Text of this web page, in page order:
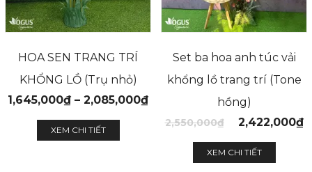
HOA SEN TRANG TRÍ
KHỔNG LỒ (Trụ nhỏ)
1,645,000₫ – 2,085,000₫
XEM CHI TIẾT
Set ba hoa anh túc vải
khổng lồ trang trí (Tone
hồng)
2,550,000₫ 2,422,000₫
XEM CHI TIẾT